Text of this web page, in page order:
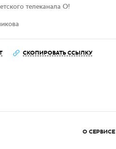
телеканала О!
СКОПИРОВАТЬ ССЫЛКУ
О СЕРВИСЕ